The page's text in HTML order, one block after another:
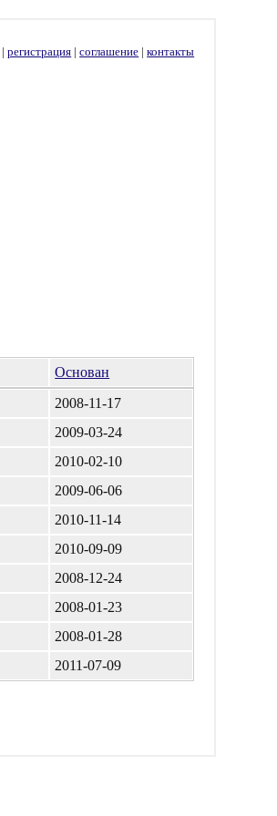
|регистрация |соглашение |контакты
Основан
2008-11-17
2009-03-24
2010-02-10
2009-06-06
2010-11-14
2010-09-09
2008-12-24
2008-01-23
2008-01-28
2011-07-09